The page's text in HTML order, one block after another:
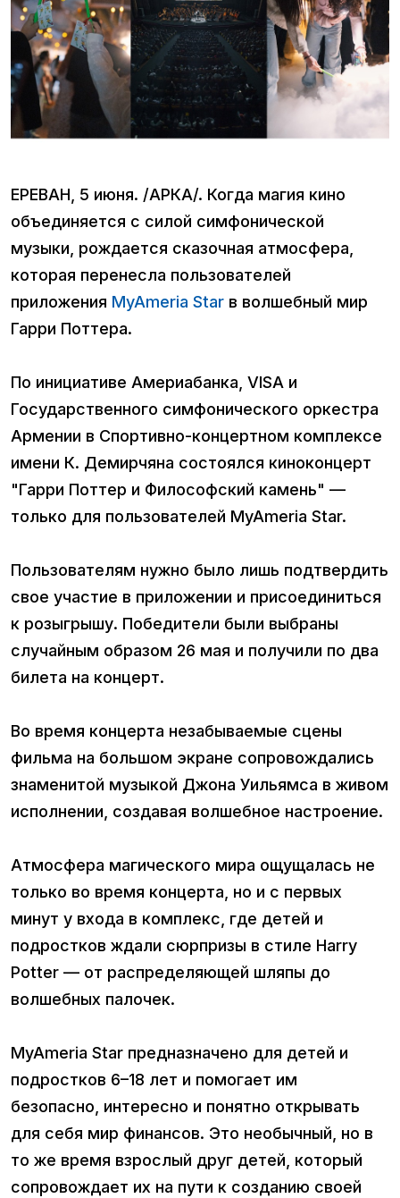
ЕРЕВАН, 5 июня. /АРКА/. Когда магия кино
объединяется с силой симфонической
музыки, рождается сказочная атмосфера,
которая перенесла пользователей
приложения MyAmeria Star в волшебный мир
Гарри Поттера.
По инициативе Америабанка, VISA и
Государственного симфонического оркестра
Армении в Спортивно-концертном комплексе
имени К. Демирчяна состоялся киноконцерт
"Гарри Поттер и Философский камень" —
только для пользователей MyAmeria Star.
Пользователям нужно было лишь подтвердить
свое участие в приложении и присоединиться
к розыгрышу. Победители были выбраны
случайным образом 26 мая и получили по два
билета на концерт.
Во время концерта незабываемые сцены
фильма на большом экране сопровождались
знаменитой музыкой Джона Уильямса в живом
исполнении, создавая волшебное настроение.
Атмосфера магического мира ощущалась не
только во время концерта, но и с первых
минут у входа в комплекс, где детей и
подростков ждали сюрпризы в стиле Harry
Potter — от распределяющей шляпы до
волшебных палочек.
MyAmeria Star предназначено для детей и
подростков 6–18 лет и помогает им
безопасно, интересно и понятно открывать
для себя мир финансов. Это необычный, но в
то же время взрослый друг детей, который
сопровождает их на пути к созданию своей